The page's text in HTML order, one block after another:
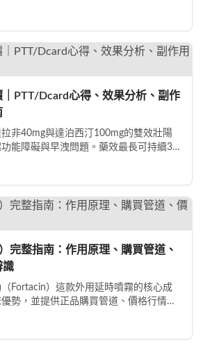
PTT/Dcard心得、效果分析、副作
非40mg與達泊西汀100mg的雙效壯陽
能障礙與早洩問題。藥效最長可持續36
完整指南：作用原理、購買管道、
識
Fortacin）這款外用延時噴霧的核心成
勢，並提供正品購買管道、價格行情比